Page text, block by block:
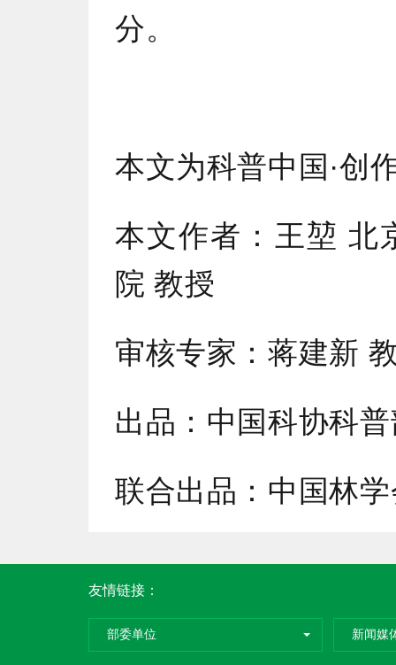
分。
本文为科普中国·创
本文作者：王堃 北
院 教授
审核专家：蒋建新
出品：中国科协科
联合出品：中国林
友情链接：
部委单位 新闻媒